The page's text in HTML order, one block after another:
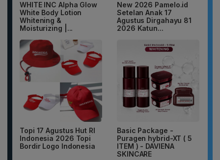
WHITE INC Alpha Glow
White Body Lotion
Whitening &
Moisturizing |...
New 2026 Pamelo.id
Setelan Anak 17
Agustus Dirgahayu 81
2026 Katun...
Topi 17 Agustus Hut RI
Indonesia 2026 Topi
Bordir Logo Indonesia
Basic Package -
Puragen hybrid-XT ( 5
ITEM ) - DAVIENA
SKINCARE